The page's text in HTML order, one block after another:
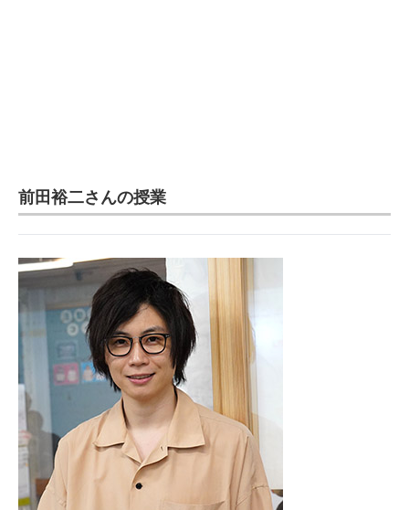
前田裕二さんの授業